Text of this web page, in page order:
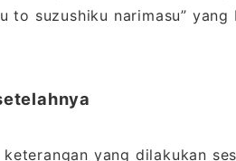
to suzushiku narimasu”
yang dilakukan